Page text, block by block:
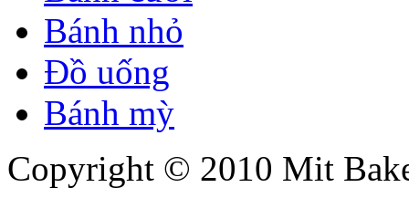
Bánh nhỏ
Đồ uống
Bánh mỳ
Copyright © 2010 Mit